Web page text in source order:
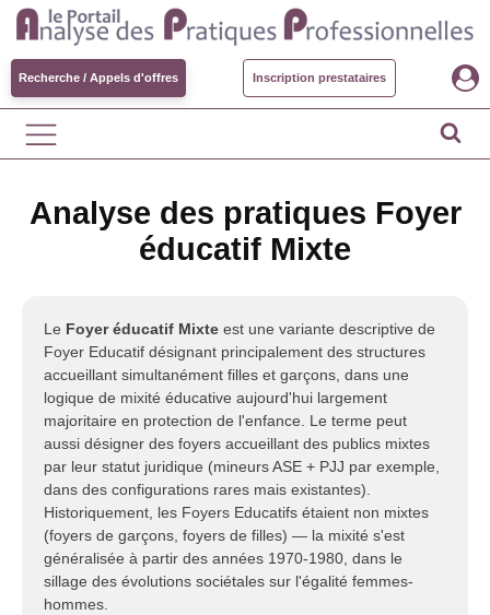
Recherche / Appels d'offres Inscription prestataires
Analyse des pratiques Foyer
éducatif Mixte
Le Foyer éducatif Mixte est une variante descriptive de
Foyer Educatif désignant principalement des structures
accueillant simultanément filles et garçons, dans une
logique de mixité éducative aujourd'hui largement
majoritaire en protection de l'enfance. Le terme peut
aussi désigner des foyers accueillant des publics mixtes
par leur statut juridique (mineurs ASE + PJJ par exemple,
dans des configurations rares mais existantes).
Historiquement, les Foyers Educatifs étaient non mixtes
(foyers de garçons, foyers de filles) — la mixité s'est
généralisée à partir des années 1970-1980, dans le
sillage des évolutions sociétales sur l'égalité femmes-
hommes.